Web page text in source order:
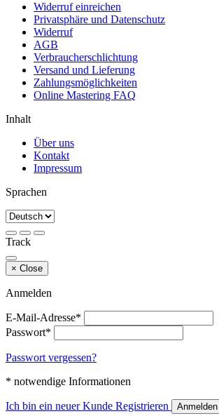
Widerruf einreichen
Privatsphäre und Datenschutz
Widerruf
AGB
Verbraucherschlichtung
Versand und Lieferung
Zahlungsmöglichkeiten
Online Mastering FAQ
Inhalt
Über uns
Kontakt
Impressum
Sprachen
Track
× Close
Anmelden
E-Mail-Adresse*
Passwort*
Passwort vergessen?
* notwendige Informationen
Ich bin ein neuer Kunde Registrieren Anmelden